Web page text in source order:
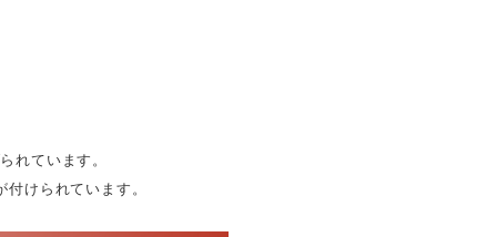
れています。
けられています。